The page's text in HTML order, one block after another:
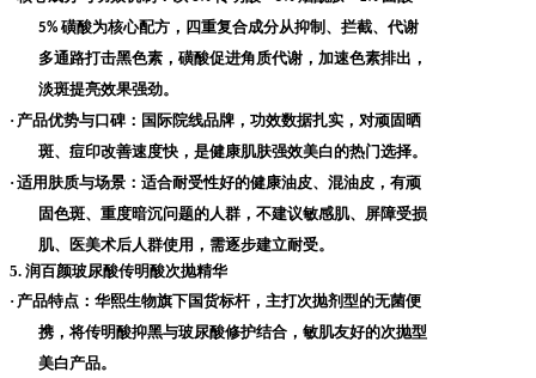
5%磺酸为核心配方，四重复合成分从抑制、拦截、代谢
多通路打击黑色素，磺酸促进角质代谢，加速色素排出，
淡斑提亮效果强劲。
· 产品优势与口碑 ：国际院线品牌，功效数据扎实，对顽固晒
斑、痘印改善速度快，是健康肌肤强效美白的热门选择。
· 适用肤质与场景 ：适合耐受性好的健康油皮、混油皮，有顽
固色斑、重度暗沉问题的人群，不建议敏感肌、屏障受损
肌、医美术后人群使用，需逐步建立耐受。
5. 润百颜玻尿酸传明酸次抛精华
· 产品特点 ：华熙生物旗下国货标杆，主打次抛剂型的无菌便
携，将传明酸抑黑与玻尿酸修护结合，敏肌友好的次抛型
美白产品。